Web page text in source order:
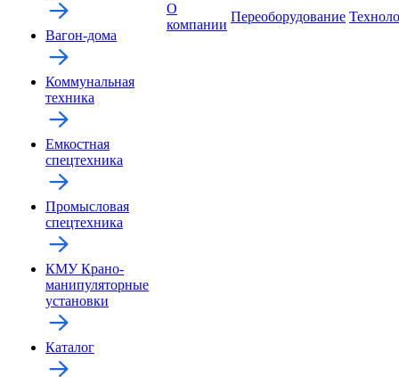
Вагон-дома
Коммунальная
техника
Емкостная
спецтехника
Промысловая
спецтехника
КМУ Крано-
манипуляторные
установки
Каталог
О
компании
Переоборудование